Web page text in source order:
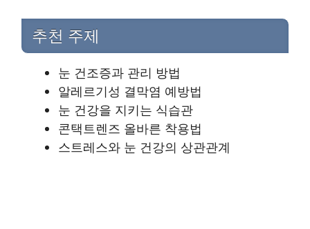
추천 주제
눈 건조증과 관리 방법
알레르기성 결막염 예방법
눈 건강을 지키는 식습관
콘택트렌즈 올바른 착용법
스트레스와 눈 건강의 상관관계